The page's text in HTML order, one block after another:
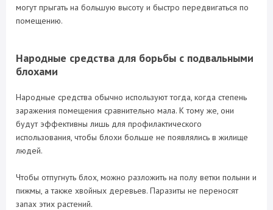
могут прыгать на большую высоту и быстро передвигаться по
помещению.
Народные средства для борьбы с подвальными
блохами
Народные средства обычно используют тогда, когда степень
заражения помещения сравнительно мала. К тому же, они
будут эффективны лишь для профилактического
использования, чтобы блохи больше не появлялись в жилище
людей.
Чтобы отпугнуть блох, можно разложить на полу ветки полыни и
пижмы, а также хвойных деревьев. Паразиты не переносят
запах этих растений.